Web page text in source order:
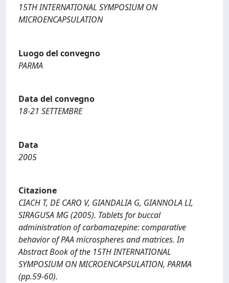
15TH INTERNATIONAL SYMPOSIUM ON
MICROENCAPSULATION
Luogo del convegno
PARMA
Data del convegno
18-21 SETTEMBRE
Data
2005
Citazione
CIACH T, DE CARO V, GIANDALIA G, GIANNOLA LI,
SIRAGUSA MG (2005). Tablets for buccal
administration of carbamazepine: comparative
behavior of PAA microspheres and matrices. In
Abstract Book of the 15TH INTERNATIONAL
SYMPOSIUM ON MICROENCAPSULATION, PARMA
(pp.59-60).